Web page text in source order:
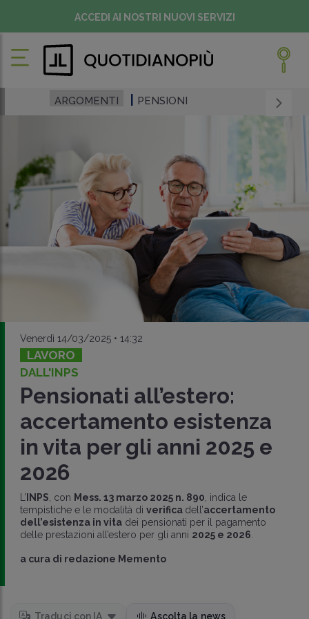
ACCEDI AI NOSTRI NUOVI SERVIZI
ARGOMENTI PENSIONI
Venerdì 14/03/2025 • 14:32
LAVORO
DALL'INPS
Pensionati all’estero:
accertamento esistenza
in vita per gli anni 2025 e
2026
L’ INPS , con Mess. 13 marzo 2025 n. 890 , indica le
tempistiche e le modalità di verifica dell’accertamento
dell’esistenza in vitadei pensionati per il pagamento
delle prestazioni all’estero per gli anni 2025 e 2026
a cura di redazione Memento
Traduci con IA Ascolta la news